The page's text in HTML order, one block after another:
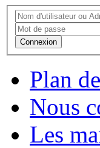
Connexion
Plan
Nous
Les